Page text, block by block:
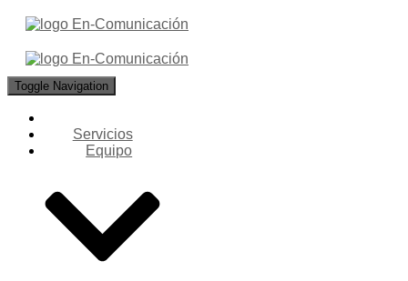
Toggle Navigation
Servicios
Equipo